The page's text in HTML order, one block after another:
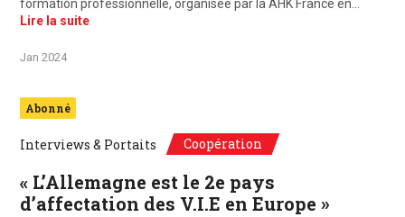
formation professionnelle, organisée par la AHK France en…
Lire la suite
Jan 2024
Abonné
Interviews & Portaits Coopération
« L’Allemagne est le 2e pays
d’affectation des V.I.E en Europe »